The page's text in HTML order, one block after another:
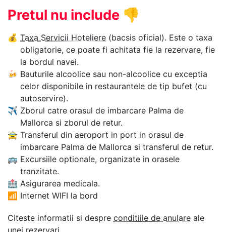
Pretul nu include 👎
💰 Taxa Servicii Hoteliere (bacsis oficial). Este o taxa
obligatorie, ce poate fi achitata fie la rezervare, fie
la bordul navei.
🍻 Bauturile alcoolice sau non-alcoolice cu exceptia
celor disponibile in restaurantele de tip bufet (cu
autoservire).
✈ Zborul catre orasul de imbarcare Palma de
Mallorca si zborul de retur.
🚖 Transferul din aeroport in port in orasul de
imbarcare Palma de Mallorca si transferul de retur.
🚌 Excursiile optionale, organizate in orasele
tranzitate.
🏥 Asigurarea medicala.
📶 Internet WIFI la bord
Citeste informatii si despre conditiile de anulare ale
unei rezervari.